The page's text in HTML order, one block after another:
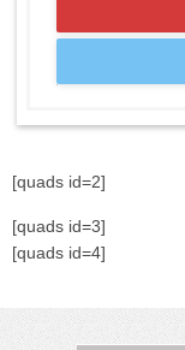
[quads id=2]
[quads id=3]
[quads id=4]